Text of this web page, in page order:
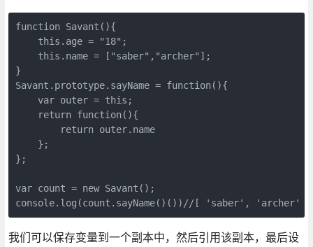
function Savant(){
    this.age = "18";
    this.name = ["saber","archer"];
}
Savant.prototype.sayName = function(){
    var outer = this;
    return function(){
        return outer.name
    };
};
var count = new Savant();
console.log(count.sayName()())//[ 'saber', 'archer' ]
我们可以保存变量到一个副本中，然后引用该副本，最后设